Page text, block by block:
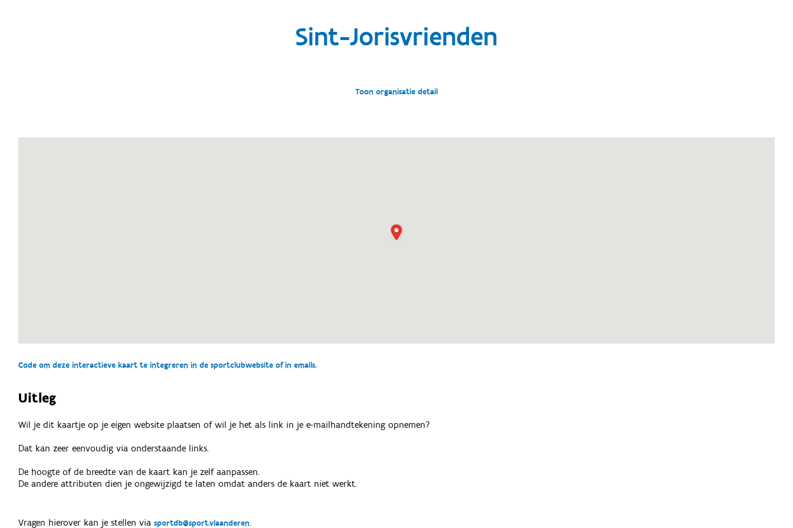
Sint-Jorisvrienden
Toon organisatie detail
Code om deze interactieve kaart te integreren in de sportclubwebsite of in emails.
Uitleg
Wil je dit kaartje op je eigen website plaatsen of wil je het als link in je e-mailhandtekening opnemen?
Dat kan zeer eenvoudig via onderstaande links.
De hoogte of de breedte van de kaart kan je zelf aanpassen.
De andere attributen dien je ongewijzigd te laten omdat anders de kaart niet werkt.
Vragen hierover kan je stellen viasportdb@sport.vlaanderen.